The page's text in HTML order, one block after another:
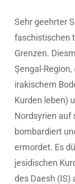
Sehr geehrter
faschistischen
Grenzen.
Şengal-
irakischem
Kurden leben)
Nordsyrien auf
bombardiert
ermordet. Es
jesidischen
des Daesh